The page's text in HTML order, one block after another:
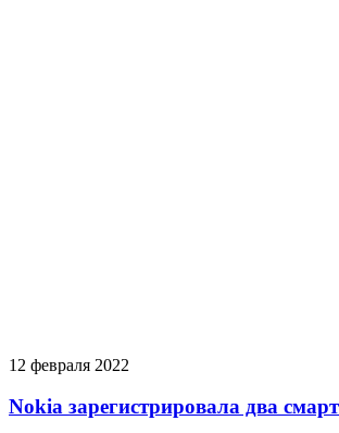
12 февраля 2022
Nokia зарегистрировала два